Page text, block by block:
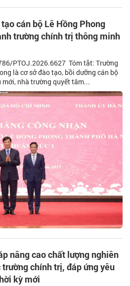
cán bộ Lê Hồng Phong
trường chính trị thông minh
PTOJ.2026.6627 Tóm tắt: Trường
là cơ sở đào tạo, bồi dưỡng cán bộ
mới, nhà trường quyết tâm...
nâng cao chất lượng nghiên
chính trị, đáp ứng yêu
kỳ mới